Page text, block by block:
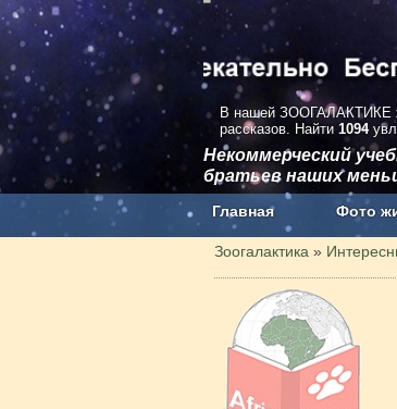
В нашей ЗООГАЛАКТИКЕ
рассказов. Найти 1094
Некоммерческий
братьев наших
Главная Фото
Наши приложения.
Зоогалактика »